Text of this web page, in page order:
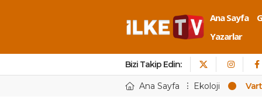
Ana Sayfa
Yazarlar
Bizi Takip Edin:
Ana Sayfa Ekoloji